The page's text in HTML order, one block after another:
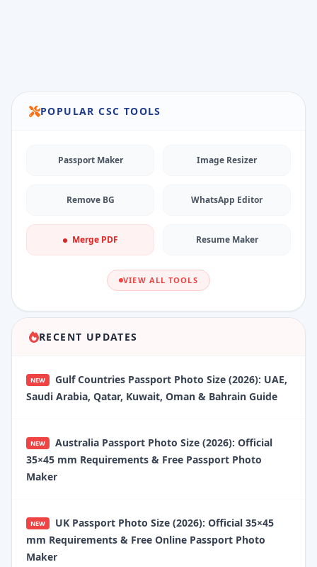
POPULAR CSC TOOLS
Passport Maker Image Resizer
Remove BG WhatsApp Editor
Merge PDF Resume Maker
VIEW ALL TOOLS
RECENT UPDATES
NEW
Gulf Countries Passport Photo Size (2026): UAE,
Saudi Arabia, Qatar, Kuwait, Oman & Bahrain Guide
NEW
Australia Passport Photo Size (2026): Official
35×45 mm Requirements & Free Passport Photo
Maker
NEW
UK Passport Photo Size (2026): Official 35×45
mm Requirements & Free Online Passport Photo
Maker